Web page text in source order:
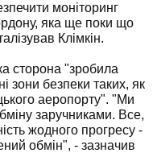
моніторинг
яка ще поки що
Клімкін.
сторона "зробила
зони безпеки таких, як
аеропорту". "Ми
заручниками. Все,
жодного прогресу -
обмін", - зазначив